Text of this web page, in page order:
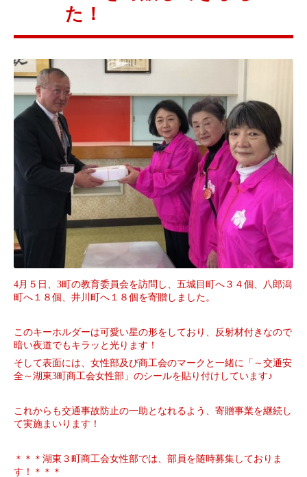
た！
4 月５日、 3町の教育委員会を訪問し、 五城目町へ３４個、八郎潟
町へ１８個、井川町へ１８個を寄贈しました。
このキーホルダーは可愛い星の形をしており、反射材付きなので
暗い夜道でもキラッと光ります ！
そして表面には、女性部及び商工会のマークと一緒に「～交通安
全～湖東3町商工会女性部」のシールを貼り付けしています♪
これからも交通事故防止の一助となれるよう、寄贈事業を継続し
て実施まいります！
＊＊＊湖東３町商工会女性部では、部員を随時募集しておりま
す！＊＊＊